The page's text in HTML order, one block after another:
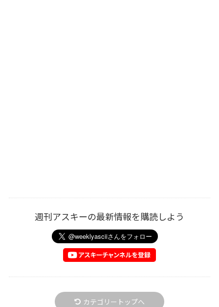
週刊アスキーの最新情報を購読しよう
カテゴリートップへ